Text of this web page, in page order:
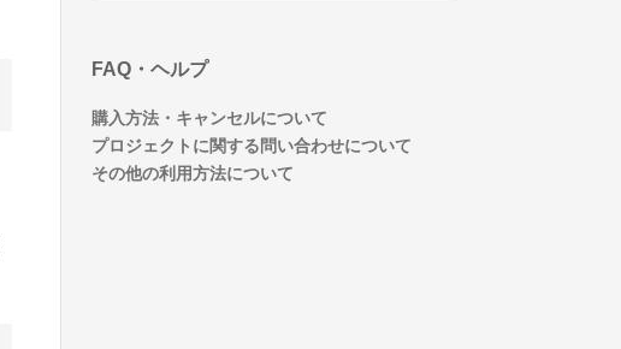
FAQ・ヘルプ
購入方法・キャンセルについて
プロジェクトに関する問い合わせについて
その他の利用方法について